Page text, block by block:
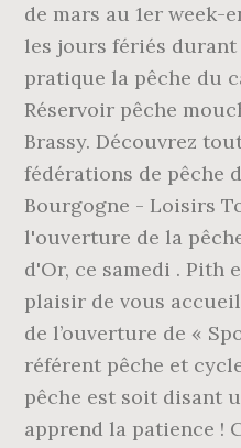
de mars au 1er week-
les jours fériés
pratique la pêche du
Réservoir pêche
Brassy. Découvrez
fédérations de pêche
Bourgogne - Loisirs
l'ouverture de la
d'Or, ce samedi . Pith
plaisir de vous
de l’ouverture de «
référent pêche et
pêche est soit disant
apprend la patience !